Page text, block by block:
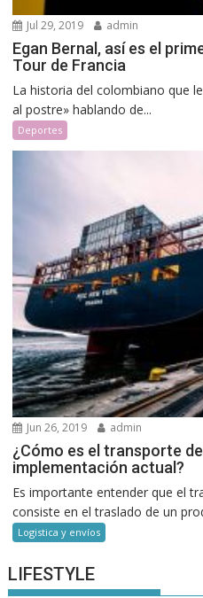
Jul 29, 2019 admin
Egan Bernal, así es el
Tour de Francia
La historia del colombiano que
al postre» hablando de...
Deportes
Jun 26, 2019 admin
¿Cómo es el transporte
implementación actual?
Es importante entender que el
consiste en el traslado de un
Logistica y envíos
LIFESTYLE